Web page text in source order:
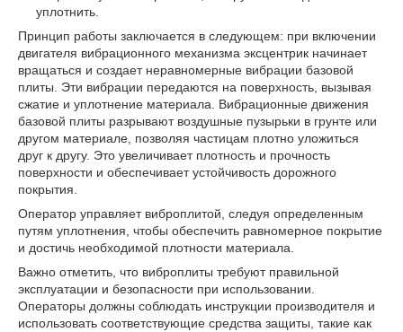
уплотнить.
Принцип работы заключается в следующем: при включении
двигателя вибрационного механизма эксцентрик начинает
вращаться и создает неравномерные вибрации базовой
плиты. Эти вибрации передаются на поверхность, вызывая
сжатие и уплотнение материала. Вибрационные движения
базовой плиты разрывают воздушные пузырьки в грунте или
другом материале, позволяя частицам плотно уложиться
друг к другу. Это увеличивает плотность и прочность
поверхности и обеспечивает устойчивость дорожного
покрытия.
Оператор управляет виброплитой, следуя определенным
путям уплотнения, чтобы обеспечить равномерное покрытие
и достичь необходимой плотности материала.
Важно отметить, что виброплиты требуют правильной
эксплуатации и безопасности при использовании.
Операторы должны соблюдать инструкции производителя и
использовать соответствующие средства защиты, такие как